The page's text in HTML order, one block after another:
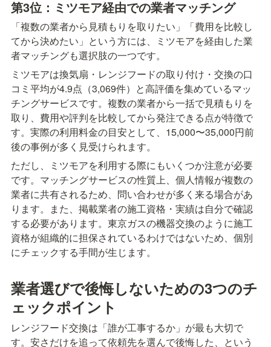
第3位：ミツモア経由での業者マッチング
「複数の業者から見積もりを取りたい」「費用を比較し
てから決めたい」という方には、ミツモアを経由した業
者マッチングも選択肢の一つです。
ミツモアは換気扇・レンジフードの取り付け・交換の口
コミ平均が4.9点（3,069件）と高評価を集めているマッ
チングサービスです。複数の業者から一括で見積もりを
取り、費用や評判を比較してから発注できる点が特徴で
す。実際の利用料金の目安として、15,000〜35,000円前
後の事例が多く見受けられます。
ただし、ミツモアを利用する際にもいくつか注意が必要
です。マッチングサービスの性質上、個人情報が複数の
業者に共有されるため、問い合わせが多く来る場合があ
ります。また、掲載業者の施工資格・実績は自分で確認
する必要があります。東京ガスの機器交換のように施工
資格が組織的に担保されているわけではないため、個別
にチェックする手間が生じます。
業者選びで後悔しないための3つのチ
ェックポイント
レンジフード交換は「誰が工事するか」が最も大切で
す。安さだけを追って依頼先を選んで後悔した、という